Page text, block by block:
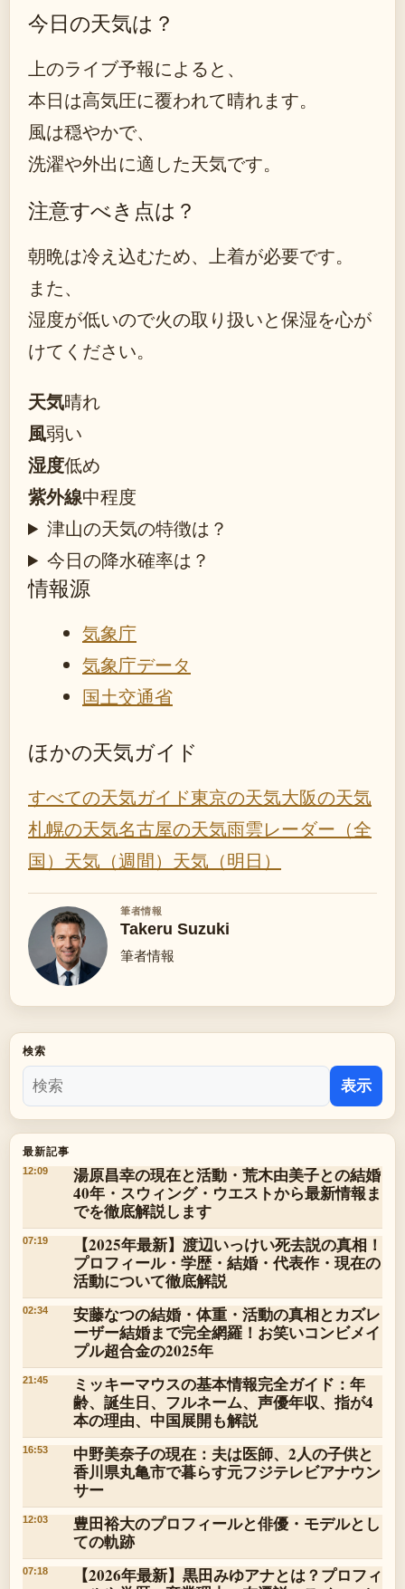
今日の天気は？
上のライブ予報によると、
本日は高気圧に覆われて晴れます。
風は穏やかで、
洗濯や外出に適した天気です。
注意すべき点は？
朝晩は冷え込むため、上着が必要です。
また、
湿度が低いので火の取り扱いと保湿を心が
けてください。
天気晴れ
風弱い
湿度低め
紫外線中程度
津山の天気の特徴は？
今日の降水確率は？
情報源
気象庁
気象庁データ
国土交通省
ほかの天気ガイド
すべての天気ガイド東京の天気大阪の天気
札幌の天気名古屋の天気雨雲レーダー（全
国） 天気（週間） 天気（明日）
筆者情報
Takeru Suzuki
筆者情報
検索
表示
最新記事
12:09
湯原昌幸の現在と活動・荒木由美子との結婚
40年・スウィング・ウエストから最新情報ま
でを徹底解説します
07:19
【2025年最新】渡辺いっけい死去説の真相！
プロフィール・学歴・結婚・代表作・現在の
活動について徹底解説
02:34
安藤なつの結婚・体重・活動の真相とカズレ
ーザー結婚まで完全網羅！お笑いコンビメイ
プル超合金の2025年
21:45
ミッキーマウスの基本情報完全ガイド：年
齢、誕生日、フルネーム、声優年収、指が4
本の理由、中国展開も解説
16:53
中野美奈子の現在：夫は医師、2人の子供と
香川県丸亀市で暮らす元フジテレビアナウン
サー
12:03
豊田裕大のプロフィールと俳優・モデルとし
ての軌跡
07:18
【2026年最新】黒田みゆアナとは？プロフィ